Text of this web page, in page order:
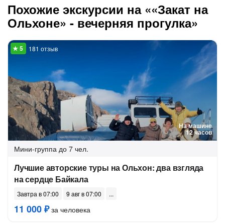
Похожие экскурсии на ««Закат на
Ольхоне» - вечерняя прогулка»
На машине
12 часов
181 отзыв
Мини-группа до 7 чел.
Лучшие авторские туры на Ольхон: два взгляда
на сердце Байкала
Завтра в 07:00 9 авг в 07:00
11 000 ₽за человека